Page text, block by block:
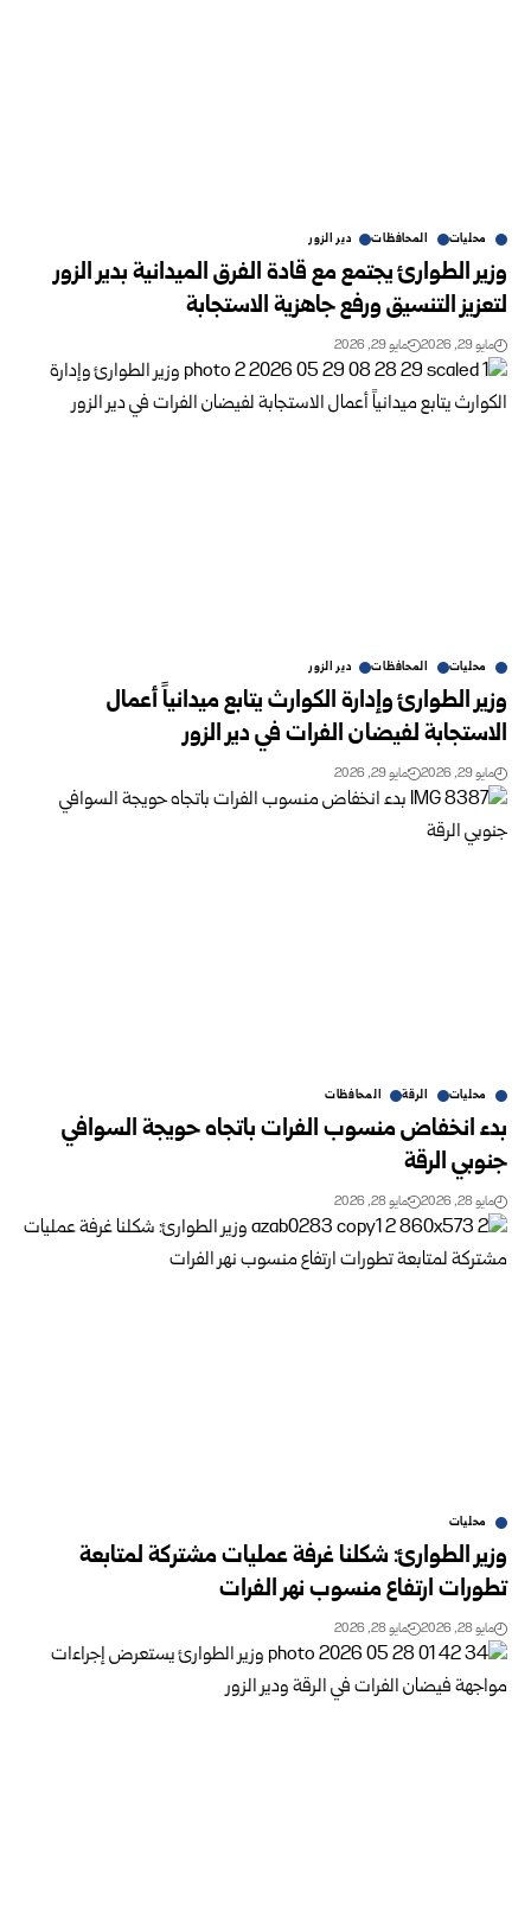
محليات المحافظات دير الزور
وزير الطوارئ يجتمع مع قادة الفرق الميدانية بدير الزور
لتعزيز التنسيق ورفع جاهزية الاستجابة
مايو 29, 2026 مايو 29, 2026
محليات المحافظات دير الزور
وزير الطوارئ وإدارة الكوارث يتابع ميدانياً أعمال
الاستجابة لفيضان الفرات في دير الزور
مايو 29, 2026 مايو 29, 2026
محليات الرقة المحافظات
بدء انخفاض منسوب الفرات باتجاه حويجة السوافي
جنوبي الرقة
مايو 28, 2026 مايو 28, 2026
محليات
وزير الطوارئ: شكلنا غرفة عمليات مشتركة لمتابعة
‏تطورات ‏ارتفاع منسوب نهر الفرات
مايو 28, 2026 مايو 28, 2026